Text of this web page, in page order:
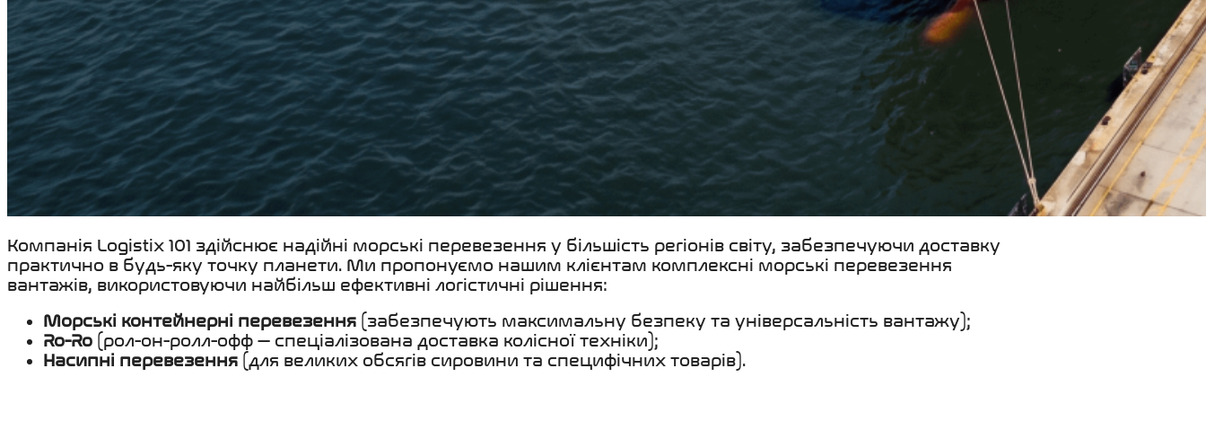
Компанія Logistix 101 здійснює надійні морські перевезення у більшість регіонів світу, забезпечуючи доставку
практично в будь-яку точку планети. Ми пропонуємо нашим клієнтам комплексні морські перевезення
вантажів, використовуючи найбільш ефективні логістичні рішення:
Морські контейнерні перевезення (забезпечують максимальну безпеку та універсальність вантажу);
Ro-Ro (рол-он-ролл-офф — спеціалізована доставка колісної техніки);
Насипні перевезення (для великих обсягів сировини та специфічних товарів).